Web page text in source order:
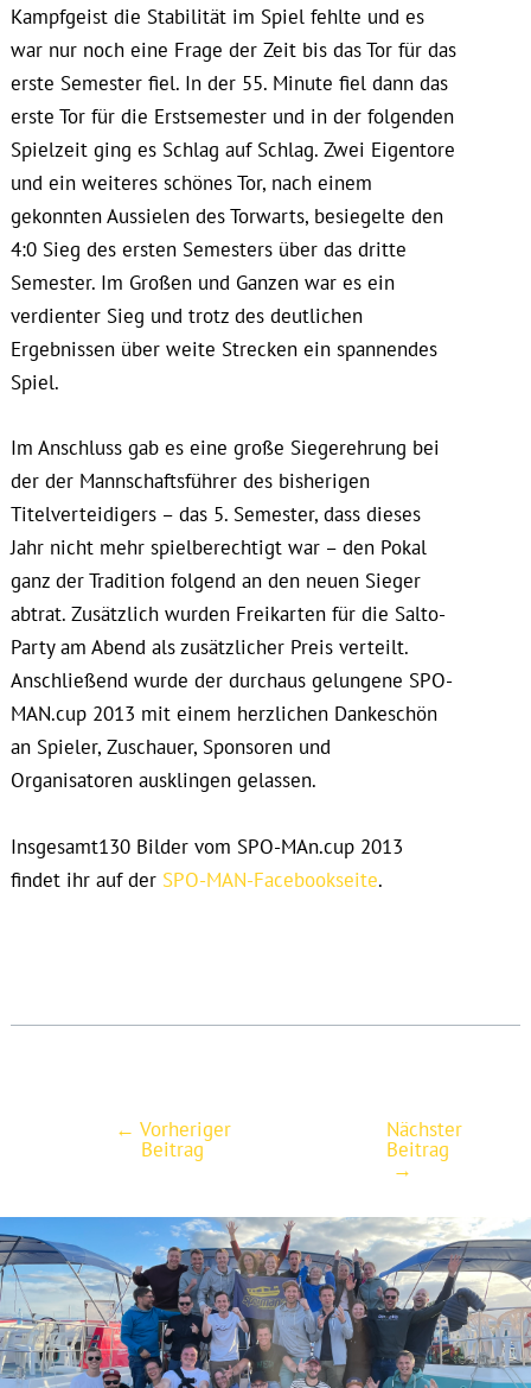
Kampfgeist die Stabilität im Spiel fehlte und es
war nur noch eine Frage der Zeit bis das Tor für das
erste Semester fiel. In der 55. Minute fiel dann das
erste Tor für die Erstsemester und in der folgenden
Spielzeit ging es Schlag auf Schlag. Zwei Eigentore
und ein weiteres schönes Tor, nach einem
gekonnten Aussielen des Torwarts, besiegelte den
4:0 Sieg des ersten Semesters über das dritte
Semester. Im Großen und Ganzen war es ein
verdienter Sieg und trotz des deutlichen
Ergebnissen über weite Strecken ein spannendes
Spiel.
Im Anschluss gab es eine große Siegerehrung bei
der der Mannschaftsführer des bisherigen
Titelverteidigers – das 5. Semester, dass dieses
Jahr nicht mehr spielberechtigt war – den Pokal
ganz der Tradition folgend an den neuen Sieger
abtrat. Zusätzlich wurden Freikarten für die Salto-
Party am Abend als zusätzlicher Preis verteilt.
Anschließend wurde der durchaus gelungene SPO-
MAN.cup 2013 mit einem herzlichen Dankeschön
an Spieler, Zuschauer, Sponsoren und
Organisatoren ausklingen gelassen.
Insgesamt130 Bilder vom SPO-MAn.cup 2013
findet ihr auf der SPO-MAN-Facebookseite.
navigation
← Vorheriger
Beitrag
Nächster
Beitrag
→